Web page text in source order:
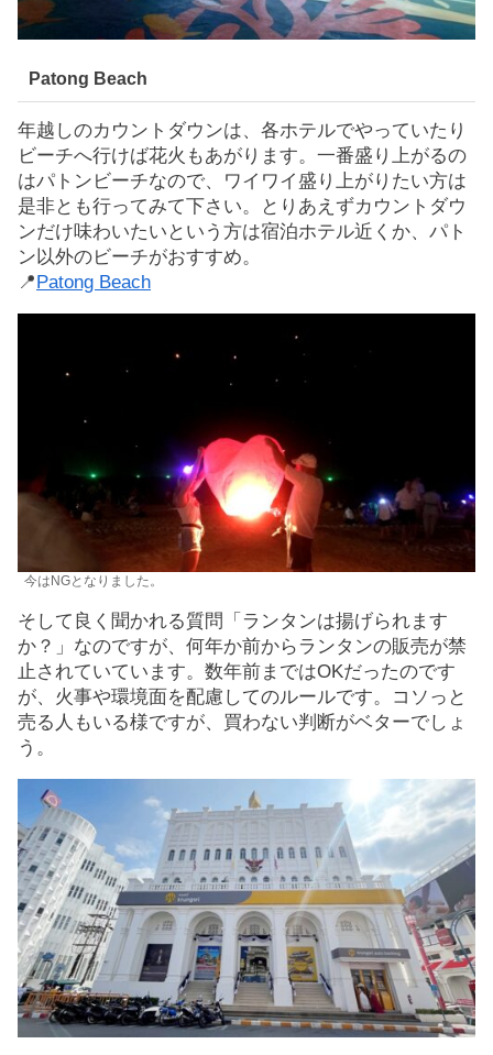
Patong Beach
年越しのカウントダウンは、各ホテルでやっていたり
ビーチへ行けば花火もあがります。一番盛り上がるの
はパトンビーチなので、ワイワイ盛り上がりたい方は
是非とも行ってみて下さい。とりあえずカウントダウ
ンだけ味わいたいという方は宿泊ホテル近くか、パト
ン以外のビーチがおすすめ。
📍 Patong Beach
今はNGとなりました。
そして良く聞かれる質問「ランタンは揚げられます
か？」なのですが、何年か前からランタンの販売が禁
止されていています。数年前まではOKだったのです
が、火事や環境面を配慮してのルールです。コソっと
売る人もいる様ですが、買わない判断がベターでしょ
う。